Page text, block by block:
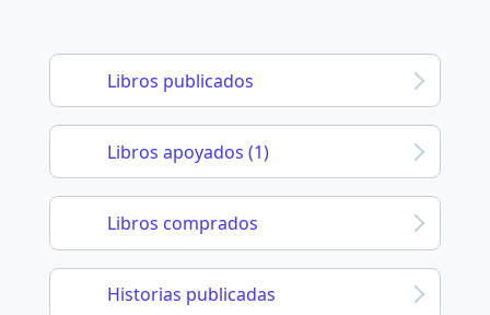
Libros publicados
Libros apoyados (1)
Libros comprados
Historias publicadas